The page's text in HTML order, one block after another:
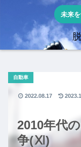
未来
2010年代
争(Ⅺ)
自動車
2022.08.17